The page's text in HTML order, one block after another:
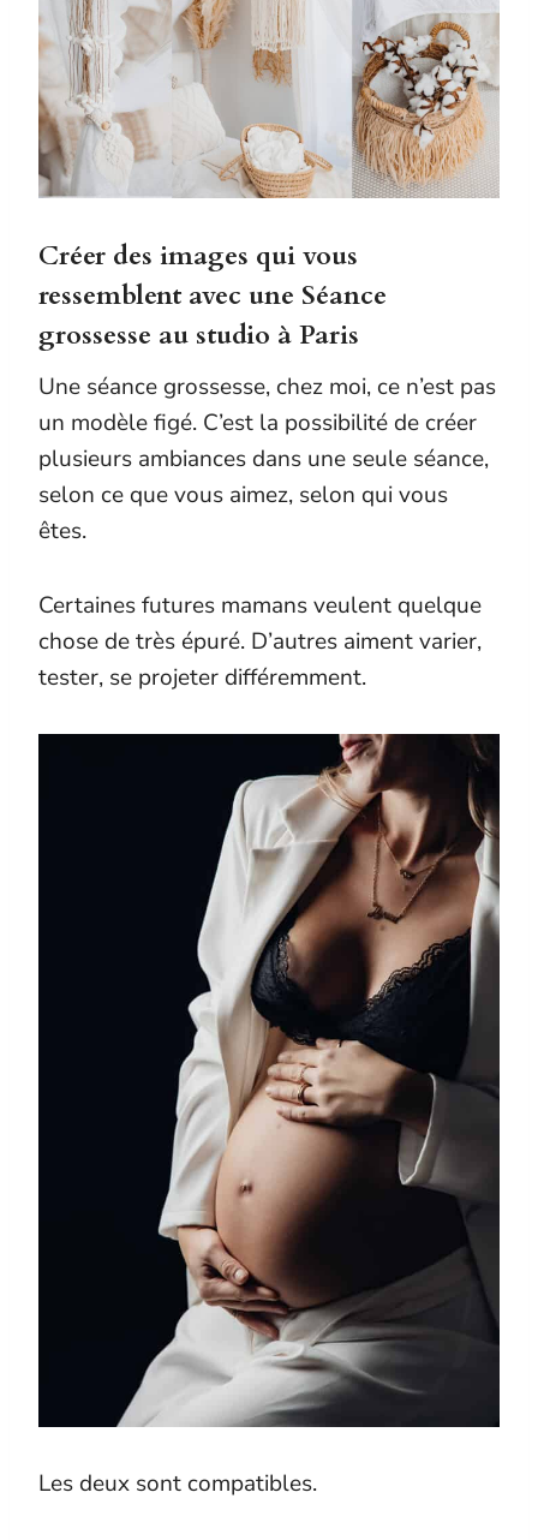
Créer des images qui vous
ressemblent avec une Séance
grossesse au studio à Paris
Une séance grossesse, chez moi, ce n’est pas
un modèle figé. C’est la possibilité de créer
plusieurs ambiances dans une seule séance,
selon ce que vous aimez, selon qui vous
êtes.
Certaines futures mamans veulent quelque
chose de très épuré. D’autres aiment varier,
tester, se projeter différemment.
Les deux sont compatibles.